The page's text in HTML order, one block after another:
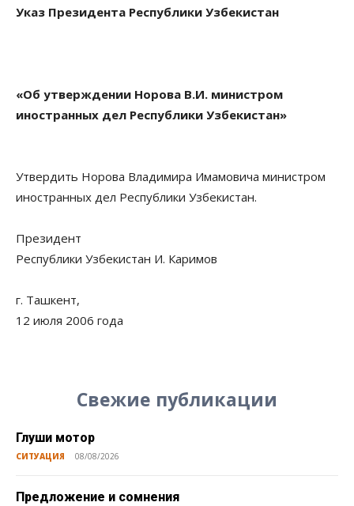
Указ Президента Республики Узбекистан
«Об утверждении Норова В.И. министром
иностранных дел Республики Узбекистан»
Утвердить Норова Владимира Имамовича министром
иностранных дел Республики Узбекистан.
Президент
Республики Узбекистан И. Каримов
г. Ташкент,
12 июля 2006 года
Свежие публикации
Глуши мотор
СИТУАЦИЯ 08/08/2026
Предложение и сомнения